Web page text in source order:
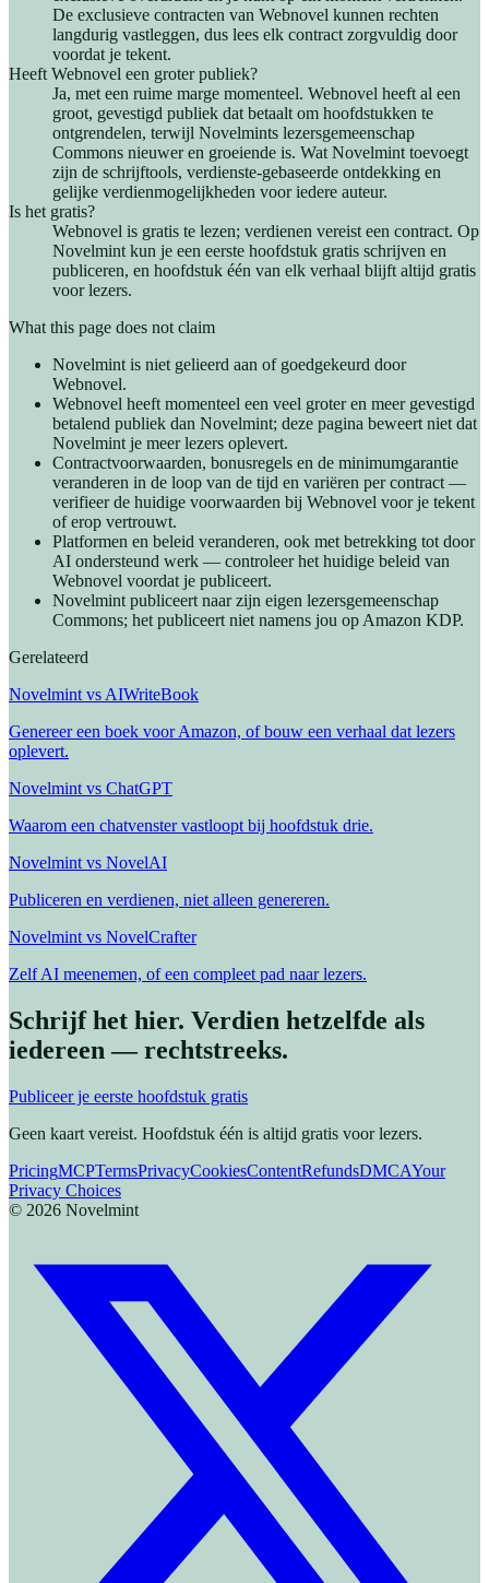
De exclusieve contracten van Webnovel kunnen rechten
langdurig vastleggen, dus lees elk contract zorgvuldig door
voordat je tekent.
Heeft Webnovel een groter publiek?
Ja, met een ruime marge momenteel. Webnovel heeft al een
groot, gevestigd publiek dat betaalt om hoofdstukken te
ontgrendelen, terwijl Novelmints lezersgemeenschap
Commons nieuwer en groeiende is. Wat Novelmint toevoegt
zijn de schrijftools, verdienste-gebaseerde ontdekking en
gelijke verdienmogelijkheden voor iedere auteur.
Is het gratis?
Webnovel is gratis te lezen; verdienen vereist een contract. Op
Novelmint kun je een eerste hoofdstuk gratis schrijven en
publiceren, en hoofdstuk één van elk verhaal blijft altijd gratis
voor lezers.
What this page does not claim
Novelmint is niet gelieerd aan of goedgekeurd door
Webnovel.
Webnovel heeft momenteel een veel groter en meer gevestigd
betalend publiek dan Novelmint; deze pagina beweert niet dat
Novelmint je meer lezers oplevert.
Contractvoorwaarden, bonusregels en de minimumgarantie
veranderen in de loop van de tijd en variëren per contract —
verifieer de huidige voorwaarden bij Webnovel voor je tekent
of erop vertrouwt.
Platformen en beleid veranderen, ook met betrekking tot door
AI ondersteund werk — controleer het huidige beleid van
Webnovel voordat je publiceert.
Novelmint publiceert naar zijn eigen lezersgemeenschap
Commons; het publiceert niet namens jou op Amazon KDP.
Gerelateerd
Novelmint vs AIWriteBook
Genereer een boek voor Amazon, of bouw een verhaal dat lezers
oplevert.
Novelmint vs ChatGPT
Waarom een chatvenster vastloopt bij hoofdstuk drie.
Novelmint vs NovelAI
Publiceren en verdienen, niet alleen genereren.
Novelmint vs NovelCrafter
Zelf AI meenemen, of een compleet pad naar lezers.
Schrijf het hier. Verdien hetzelfde als
iedereen — rechtstreeks.
Publiceer je eerste hoofdstuk gratis
Geen kaart vereist. Hoofdstuk één is altijd gratis voor lezers.
PricingMCPTermsPrivacyCookiesContentRefundsDMCAYour
Privacy Choices
© 2026 Novelmint